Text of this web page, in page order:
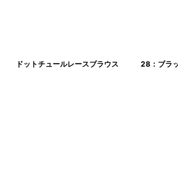
ドットチュールレースブラウス 28：ブラ